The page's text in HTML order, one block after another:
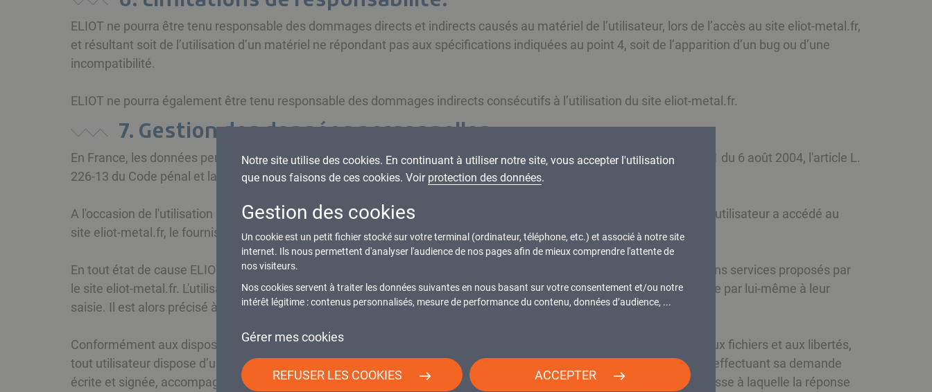
ELIOT ne pourra être tenu responsable des dommages directs et indirects causés au matériel de l’utilisateur, lors de l’accès au site eliot-metal.fr,
et résultant soit de l’utilisation d’un matériel ne répondant pas aux spécifications indiquées au point 4, soit de l’apparition d’un bug ou d’une
incompatibilité.
ELIOT ne pourra également être tenu responsable des dommages indirects consécutifs à l’utilisation du site eliot-metal.fr.
7. Gestion des données personnelles.
En France, les données personnelles sont notamment protégées par la loi n° 78-87 du 6 janvier 1978, la loi n° 2004-801 du 6 août 2004, l'article L.
226-13 du Code pénal et la Directive Européenne du 24 octobre 1995.
A l'occasion de l'utilisation du site eliot-metal.fr, peuvent êtres recueillies : l'URL des liens par l'intermédiaire desquels l'utilisateur a accédé au
site eliot-metal.fr, le fournisseur d'accès de l'utilisateur, l'adresse de protocole Internet (IP) de l'utilisateur.
En tout état de cause ELIOT collecte des informations personnelles relatives à l'utilisateur que pour le besoin de certains services proposés par
le site eliot-metal.fr. L'utilisateur fournit ces informations en toute connaissance de cause, notamment lorsqu'il procède par lui-même à leur
saisie. Il est alors précisé à l'utilisateur du site l’obligation ou non de fournir ces informations.
Conformément aux dispositions des articles 38 et suivants de la loi 78-17 du 6 janvier 1978 relative à l’informatique, aux fichiers et aux libertés,
tout utilisateur dispose d’un droit d’accès, de rectification et d’opposition aux données personnelles le concernant, en effectuant sa demande
écrite et signée, accompagnée d’une copie du titre d’identité avec signature du titulaire de la pièce, en précisant l’adresse à laquelle la réponse
Notre site utilise des cookies. En continuant à utiliser notre site, vous accepter l'utilisation
que nous faisons de ces cookies. Voir protection des données.
Gestion des cookies
Un cookie est un petit fichier stocké sur votre terminal (ordinateur, téléphone, etc.) et associé à notre site
internet. Ils nous permettent d'analyser l'audience de nos pages afin de mieux comprendre l'attente de
nos visiteurs.
Nos cookies servent à traiter les données suivantes en nous basant sur votre consentement et/ou notre
intérêt légitime : contenus personnalisés, mesure de performance du contenu, données d’audience, ...
Gérer mes cookies
REFUSER LES COOKIES ACCEPTER